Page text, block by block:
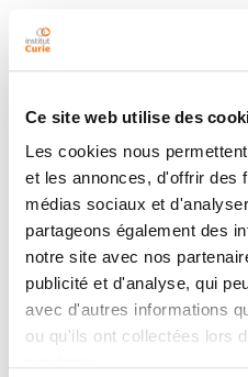
Ce site web utilise des
Les cookies nous
et les annonces, d'offrir des
médias sociaux et
partageons également des
notre site avec nos
publicité et d'analyse, qui
avec d'autres informations
ou qu'ils ont collectées lors